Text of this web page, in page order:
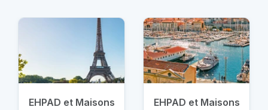
EHPAD et Maisons
EHPAD et Maisons